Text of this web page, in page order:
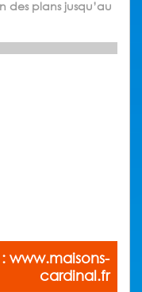
plans jusqu’au
www.maisons-
cardinal.fr